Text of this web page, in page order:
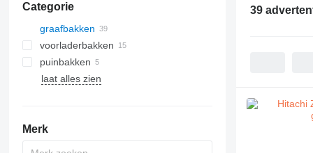
Categorie
graafbakken
voorladerbakken
puinbakken
laat alles zien
Merk
39